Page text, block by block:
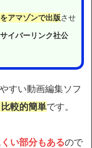
アマゾンで出版させ
サイバーリンク社公
すい動画編集ソフ
較的簡単です。
い部分もあるので